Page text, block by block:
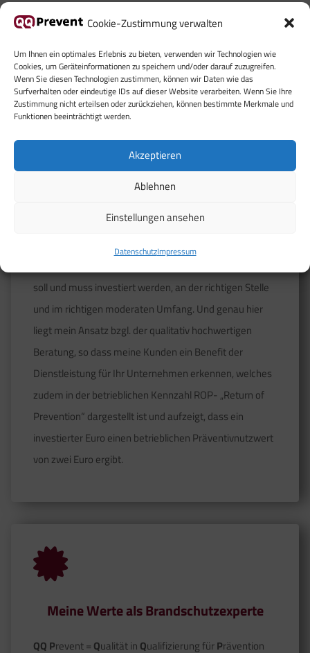
Cookie-Zustimmung verwalten
Um Ihnen ein optimales Erlebnis zu bieten, verwenden wir Technologien wie
Cookies, um Geräteinformationen zu speichern und/oder darauf zuzugreifen.
Wenn Sie diesen Technologien zustimmen, können wir Daten wie das
Surfverhalten oder eindeutige IDs auf dieser Website verarbeiten. Wenn Sie Ihre
Zustimmung nicht erteilsen oder zurückziehen, können bestimmte Merkmale und
Funktionen beeinträchtigt werden.
Akzeptieren
Ablehnen
Einstellungen ansehen
DatenschutzImpressum
Ihr Benefit von mir als
Brandschutzexperte
= Richtige Dinge tun!
Bei Betriebssicherheit geht es in erster Instanz um
soll und muss investiert werden, an der richtigen Stelle
und im richtigen moderaten Umfang. Und genau hier
liegt mein Ansatz bzgl. der qualitativ hochwertigen
Beratung, so dass meine Kunden ein Benefit der
Dienstleistung für Ihr Unternehmen erkennen, welches
zudem in der betrieblichen Kennzahl ROP- „Return of
Prevention“ dargestellt ist und aufzeigt, dass ein
investierter Euro einen betrieblichen Präventivnutzwert
von zwei Euro ergibt.
Meine Werte als Brandschutzexperte
QQ Prevent = Qualität in Qualifizierung fürPrävention